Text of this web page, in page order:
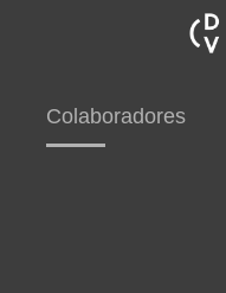
Colaboradores